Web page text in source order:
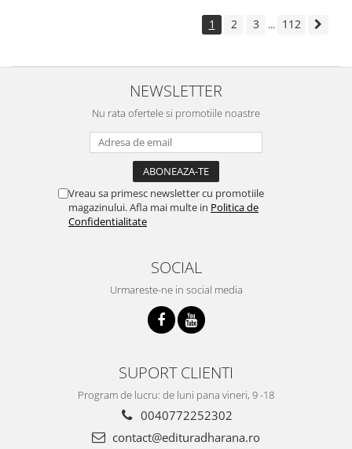
1 2 3 ... 112
NEWSLETTER
Nu rata ofertele si promotiile noastre
Vreau sa primesc newsletter cu promotiile
magazinului. Afla mai multe in Politica de
Confidentialitate
SOCIAL
Urmareste-ne in social media
SUPORT CLIENTI
Program de lucru: de luni pana vineri, 9 -18
0040772252302
contact@edituradharana.ro